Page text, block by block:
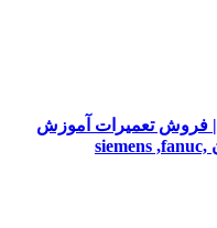
تکنوست TECHNOSET | فروش تعمیرات آموزش
برنامه نویسی cnc زیمنس فانوک هایدن siemens ,fanuc,